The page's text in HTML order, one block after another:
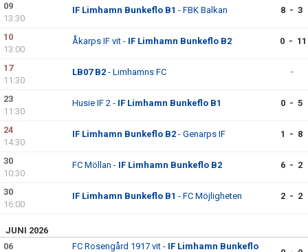
09
13:30
IF Limhamn Bunkeflo B1 - FBK Balkan 8 - 3
10
13:00
Åkarps IF vit - IF Limhamn Bunkeflo B2 0 - 11
17
11:30
LB07 B2 - Limhamns FC -
23
11:30
Husie IF 2 - IF Limhamn Bunkeflo B1 0 - 5
24
14:30
IF Limhamn Bunkeflo B2 - Genarps IF 1 - 8
30
10:30
FC Möllan - IF Limhamn Bunkeflo B2 6 - 2
30
16:00
IF Limhamn Bunkeflo B1 - FC Möjligheten 2 - 2
JUNI 2026
06
FC Rosengård 1917 vit - IF Limhamn Bunkeflo